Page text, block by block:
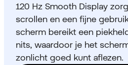
120 Hz Smooth Display
scrollen en een fijne
scherm bereikt een
nits, waardoor je het
zonlicht goed kunt aflezen.